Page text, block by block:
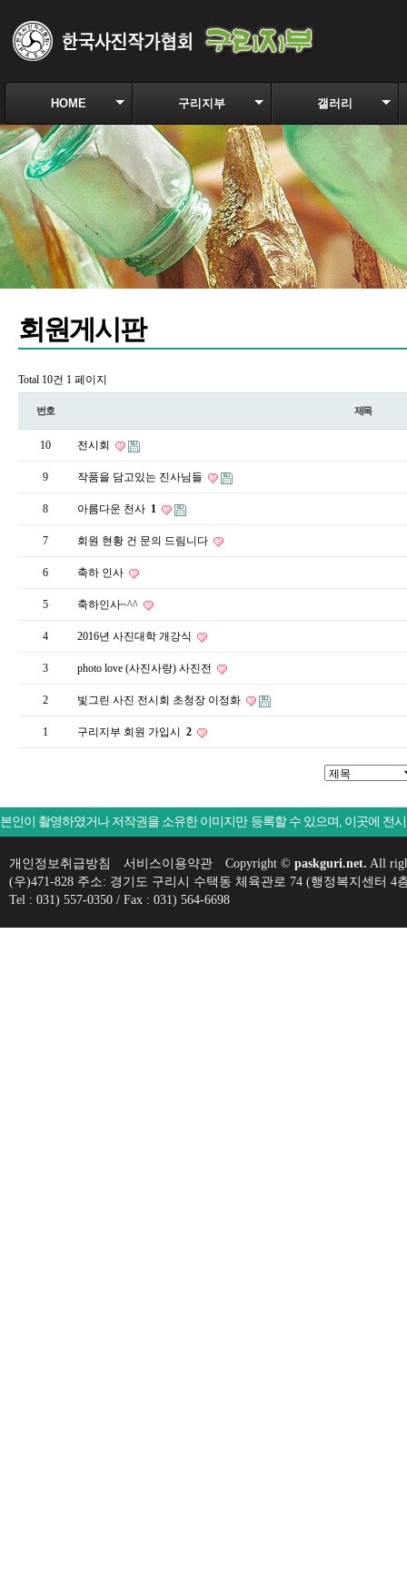
HOME 구리지부 갤러리
회원게시판
Total 10건 1 페이지
번호 제목
10 전시회
9 작품을 담고있는 진사님들
8 아름다운 천사 1
7 회원 현황 건 문의 드림니다
6 축하 인사
5 축하인사~^^
4 2016년 사진대학 개강식
3 photo love (사진사랑) 사진전
2 빛그린 사진 전시회 초청장 이정화
1 구리지부 회원 가입시 2
본인이 촬영하였거나 저작권을 소유한 이미지만 등록할 수 있으며, 이곳에 전
개인정보취급방침 서비스이용약관 Copyright © paskguri.net. All
(우)471-828 주소: 경기도 구리시 수택동 체육관로 74 (행정복지센터
Tel : 031) 557-0350 / Fax : 031) 564-6698